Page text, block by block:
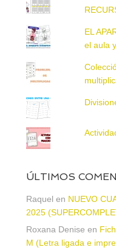
EL
el aula
ÚLTIMOS
Raquel en NUEVO
2025
Roxana Denise en
M (Letra ligada e